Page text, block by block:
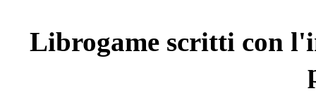
Librogame scritti con